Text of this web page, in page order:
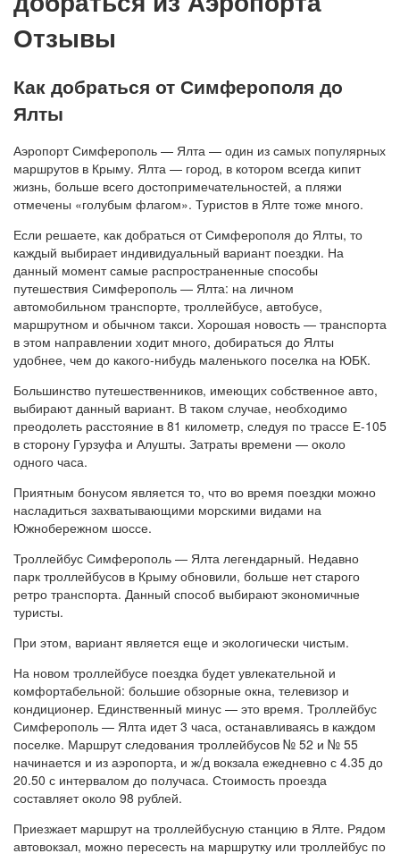
Отзывы
Как добраться от Симферополя до
Ялты
Аэропорт Симферополь — Ялта — один из самых популярных
маршрутов в Крыму. Ялта — город, в котором всегда кипит
жизнь, больше всего достопримечательностей, а пляжи
отмечены «голубым флагом». Туристов в Ялте тоже много.
Если решаете, как добраться от Симферополя до Ялты, то
каждый выбирает индивидуальный вариант поездки. На
данный момент самые распространенные способы
путешествия Симферополь — Ялта: на личном
автомобильном транспорте, троллейбусе, автобусе,
маршрутном и обычном такси. Хорошая новость — транспорта
в этом направлении ходит много, добираться до Ялты
удобнее, чем до какого-нибудь маленького поселка на ЮБК.
Большинство путешественников, имеющих собственное авто,
выбирают данный вариант. В таком случае, необходимо
преодолеть расстояние в 81 километр, следуя по трассе Е-105
в сторону Гурзуфа и Алушты. Затраты времени — около
одного часа.
Приятным бонусом является то, что во время поездки можно
насладиться захватывающими морскими видами на
Южнобережном шоссе.
Троллейбус Симферополь — Ялта легендарный. Недавно
парк троллейбусов в Крыму обновили, больше нет старого
ретро транспорта. Данный способ выбирают экономичные
туристы.
При этом, вариант является еще и экологически чистым.
На новом троллейбусе поездка будет увлекательной и
комфортабельной: большие обзорные окна, телевизор и
кондиционер. Единственный минус — это время. Троллейбус
Симферополь — Ялта идет 3 часа, останавливаясь в каждом
поселке. Маршрут следования троллейбусов № 52 и № 55
начинается и из аэропорта, и ж/д вокзала ежедневно с 4.35 до
20.50 с интервалом до получаса. Стоимость проезда
составляет около 98 рублей.
Приезжает маршрут на троллейбусную станцию в Ялте. Рядом
автовокзал, можно пересесть на маршрутку или троллейбус по